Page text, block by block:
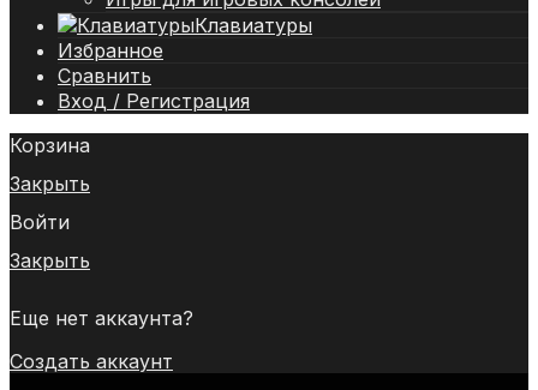
Клавиатуры
Избранное
Сравнить
Вход / Регистрация
Корзина
Закрыть
Войти
Закрыть
Еще нет аккаунта?
Создать аккаунт